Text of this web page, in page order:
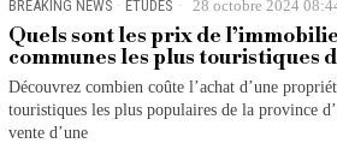
BREAKING NEWS · ÉTUDES 28 octobre 2024
Quels sont les prix de
communes les plus touristiques
Découvrez combien coûte l’achat d’une
touristiques les plus populaires de la province
vente d’une